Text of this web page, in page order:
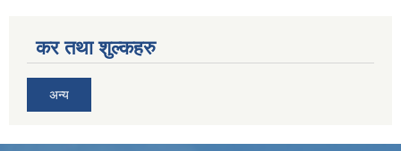
कर तथा शुल्कहरु
अन्य